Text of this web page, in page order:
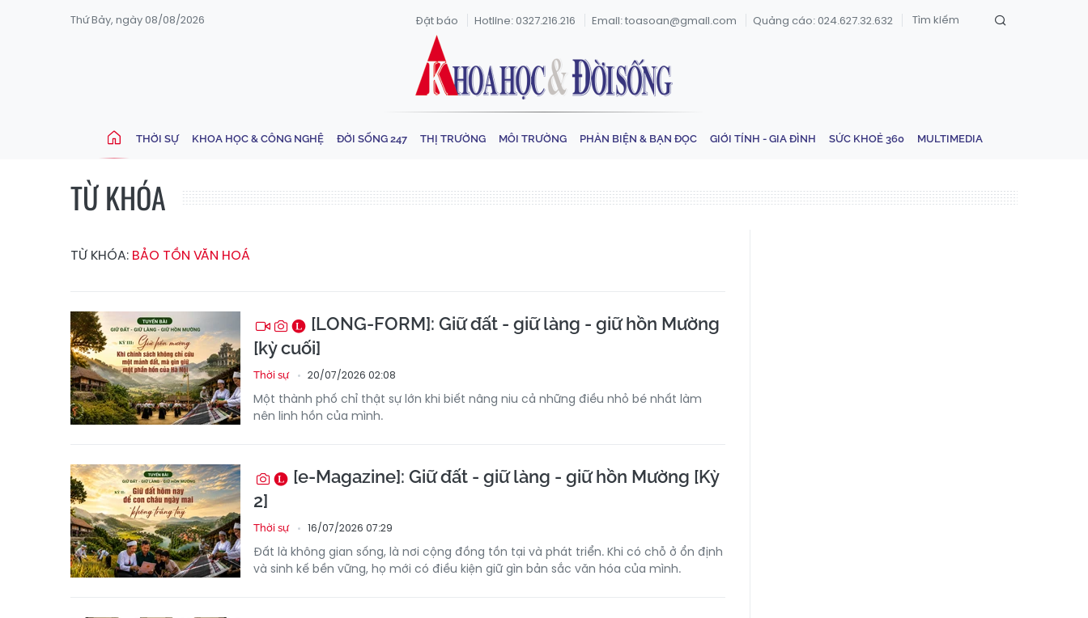
Thứ Bảy, ngày 08/08/2026 Đặt báo Hotline: 0327.216.216 Email: toasoan@gmail.com Quảng cáo: 024.627.32.632
THỜI SỰ KHOA HỌC & CÔNG NGHỆ ĐỜI SỐNG 247 THỊ TRƯỜNG MÔI TRƯỜNG PHẢN BIỆN & BẠN ĐỌC GIỚI TÍNH - GIA ĐÌNH SỨC KHOẺ 360 MULTIMEDIA
TỪ KHÓA
TỪ KHÓA: BẢO TỒN VĂN HOÁ
[LONG-FORM]: Giữ đất - giữ làng - giữ hồn Mường
[kỳ cuối]
Thời sự 20/07/2026 02:08
Một thành phố chỉ thật sự lớn khi biết nâng niu cả những điều nhỏ bé nhất làm
nên linh hồn của mình.
[e-Magazine]: Giữ đất - giữ làng - giữ hồn Mường [Kỳ
2]
Thời sự 16/07/2026 07:29
Đất là không gian sống, là nơi cộng đồng tồn tại và phát triển. Khi có chỗ ở ổn định
và sinh kế bền vững, họ mới có điều kiện giữ gìn bản sắc văn hóa của mình.